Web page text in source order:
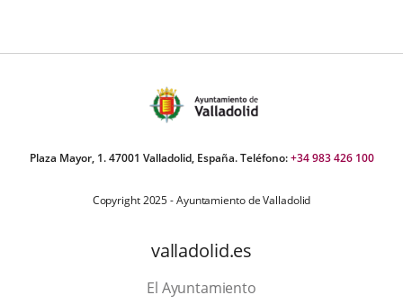
Plaza Mayor, 1. 47001 Valladolid, España. Teléfono:+34 983 426 100
Copyright 2025 - Ayuntamiento de Valladolid
valladolid.es
El Ayuntamiento